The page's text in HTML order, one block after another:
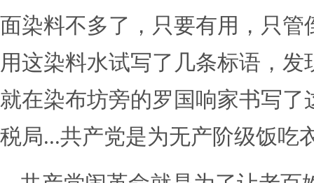
面染料不多了，只要有用，只管
用这染料水试写了几条标语，发
就在染布坊旁的罗国响家书写了
税局...共产党是为无产阶级饭吃